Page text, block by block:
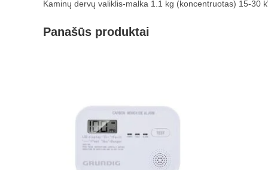
Kaminų dervų valiklis-malka 1.1 kg (koncentruotas) 15-30
Panašūs produktai